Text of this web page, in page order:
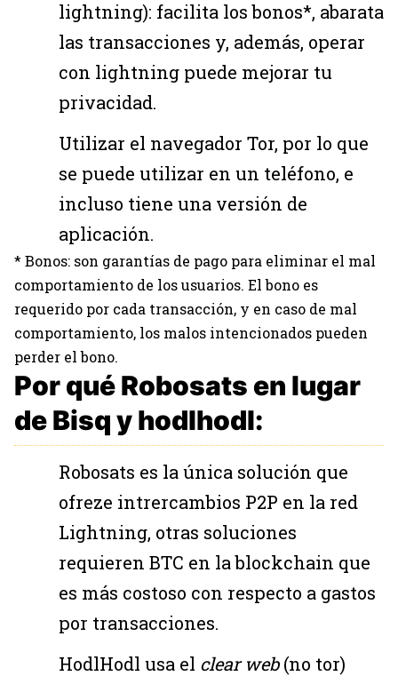
lightning): facilita los bonos*, abarata
las transacciones y, además, operar
con lightning puede mejorar tu
privacidad.
Utilizar el navegador Tor, por lo que
se puede utilizar en un teléfono, e
incluso tiene una versión de
aplicación.
* Bonos: son garantías de pago para eliminar el mal
comportamiento de los usuarios. El bono es
requerido por cada transacción, y en caso de mal
comportamiento, los malos intencionados pueden
perder el bono.
Por qué Robosats en lugar
de Bisq y hodlhodl:
Robosats es la única solución que
ofreze intrercambios P2P en la red
Lightning, otras soluciones
requieren BTC en la blockchain que
es más costoso con respecto a gastos
por transacciones.
HodlHodl usa el clear web(no tor)